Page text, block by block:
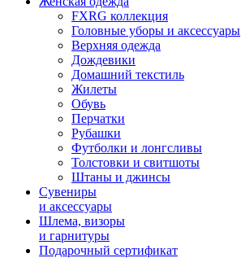
FXRG коллекция
Головные уборы и аксессуары
Верхняя одежда
Дождевики
Домашний текстиль
Жилеты
Обувь
Перчатки
Рубашки
Футболки и лонгсливы
Толстовки и свитшоты
Штаны и джинсы
Сувениры
и аксессуары
Шлема, визоры
и гарнитуры
Подарочный сертификат